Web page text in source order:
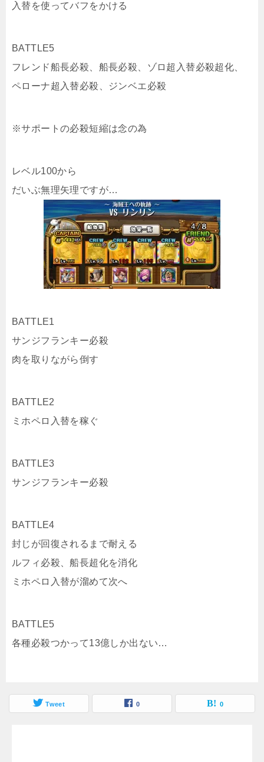
入替を使ってバフをかける
BATTLE5
フレンド船長必殺、船長必殺、ゾロ超入替必殺超化、
ペローナ超入替必殺、ジンベエ必殺
※サポートの必殺短縮は念の為
レベル100から
だいぶ無理矢理ですが…
BATTLE1
サンジフランキー必殺
肉を取りながら倒す
BATTLE2
ミホペロ入替を稼ぐ
BATTLE3
サンジフランキー必殺
BATTLE4
封じが回復されるまで耐える
ルフィ必殺、船長超化を消化
ミホペロ入替が溜めて次へ
BATTLE5
各種必殺つかって13億しか出ない…
Tweet 0 0